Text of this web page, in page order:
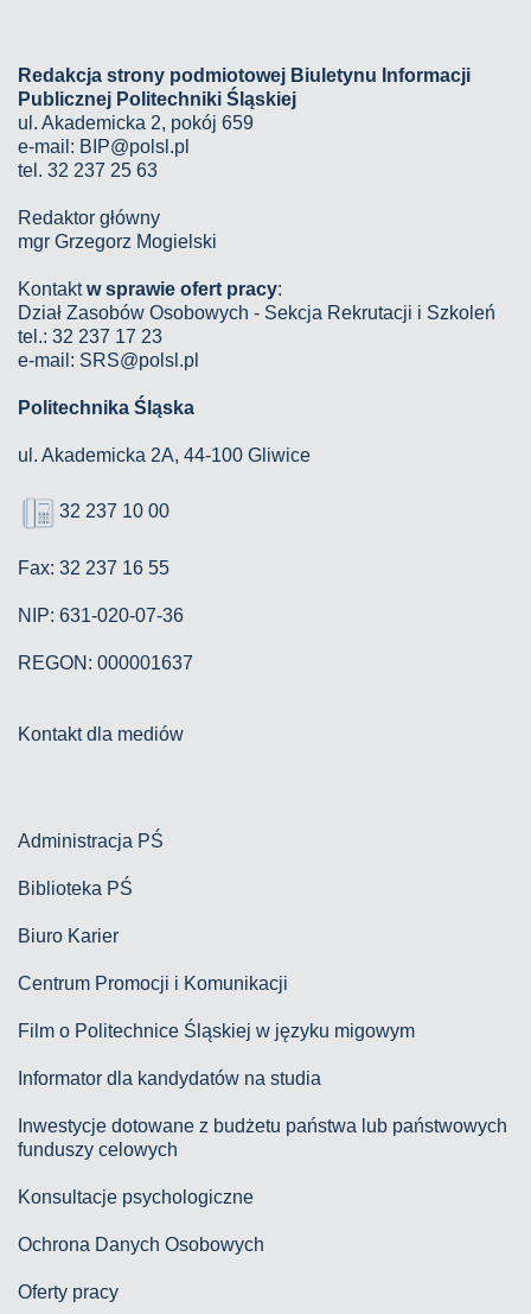
Redakcja strony podmiotowej Biuletynu Informacji
Publicznej Politechniki Śląskiej
ul. Akademicka 2, pokój 659
e-mail: BIP@polsl.pl
tel. 32 237 25 63
Redaktor główny
mgr Grzegorz Mogielski
Kontaktw sprawie ofert pracy:
Dział Zasobów Osobowych - Sekcja Rekrutacji i Szkoleń
tel.: 32 237 17 23
e-mail: SRS@polsl.pl
Politechnika Śląska
ul. Akademicka 2A, 44-100 Gliwice
32 237 10 00
Fax: 32 237 16 55
NIP: 631-020-07-36
REGON: 000001637
Kontakt dla mediów
Administracja PŚ
Biblioteka PŚ
Biuro Karier
Centrum Promocji i Komunikacji
Film o Politechnice Śląskiej w języku migowym
Informator dla kandydatów na studia
Inwestycje dotowane z budżetu państwa lub państwowych
funduszy celowych
Konsultacje psychologiczne
Ochrona Danych Osobowych
Oferty pracy